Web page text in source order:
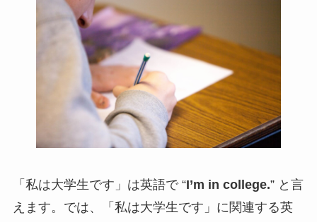
「私は大学生です」は英語で “I’m in college.” と言
えます。では、「私は大学生です」に関連する英